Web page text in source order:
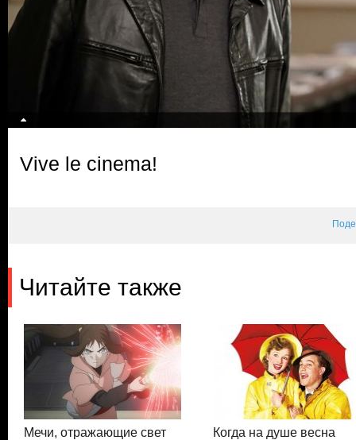
Vive le cinema!
Читайте также
Мечи, отражающие свет
Когда на душе весна